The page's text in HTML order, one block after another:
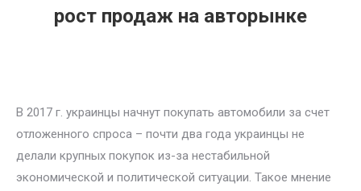
рост продаж на авторынке
В 2017 г. украинцы начнут покупать автомобили за счет
отложенного спроса – почти два года украинцы не
делали крупных покупок из-за нестабильной
экономической и политической ситуации. Такое мнение